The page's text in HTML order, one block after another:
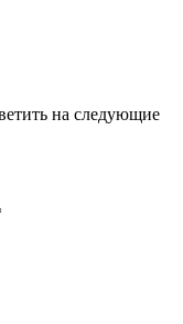
на следующие